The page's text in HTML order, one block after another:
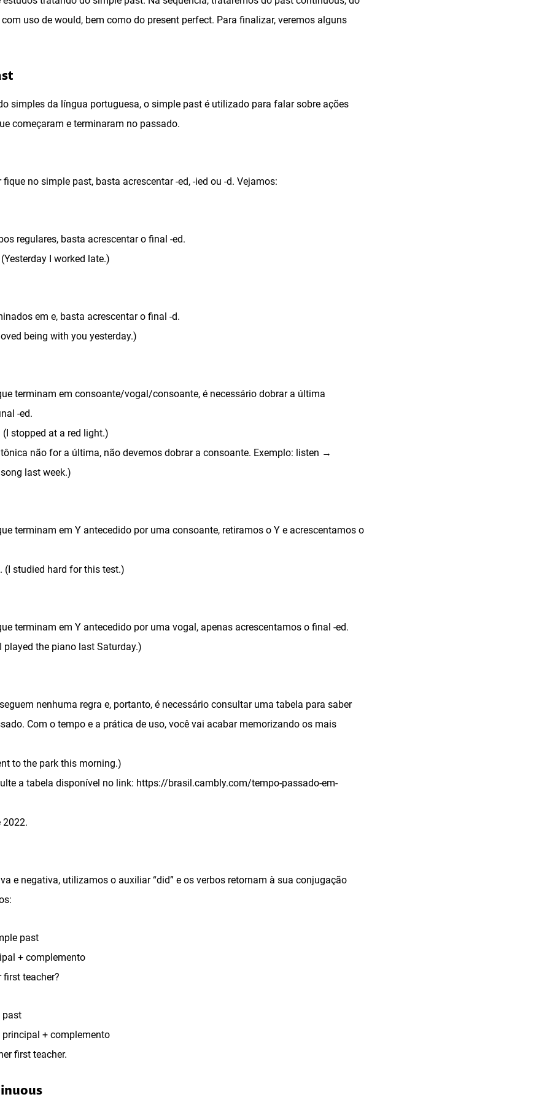
uso de would, bem como do present perfect. Para finalizar, veremos alguns
simples da língua portuguesa, o simple past é utilizado para falar sobre ações
começaram e terminaram no passado.
no simple past, basta acrescentar -ed, -ied ou -d. Vejamos:
regulares, basta acrescentar o final -ed.
I worked late.)
em e, basta acrescentar o final -d.
being with you yesterday.)
terminam em consoante/vogal/consoante, é necessário dobrar a última
-ed.
stopped at a red light.)
não for a última, não devemos dobrar a consoante. Exemplo: listen →
last week.)
terminam em Y antecedido por uma consoante, retiramos o Y e acrescentamos o
studied hard for this test.)
terminam em Y antecedido por uma vogal, apenas acrescentamos o final -ed.
the piano last Saturday.)
nenhuma regra e, portanto, é necessário consultar uma tabela para saber
Com o tempo e a prática de uso, você vai acabar memorizando os mais
to the park this morning.)
a tabela disponível no link: https://brasil.cambly.com/tempo-passado-em-
2022.
e negativa, utilizamos o auxiliar “did” e os verbos retornam à sua conjugação
past
+ complemento
first teacher?
past
+ complemento
first teacher.